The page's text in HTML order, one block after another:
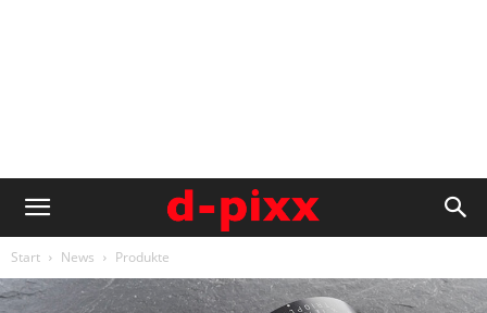
Start News Produkte